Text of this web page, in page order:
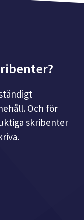
Och för
skribenter